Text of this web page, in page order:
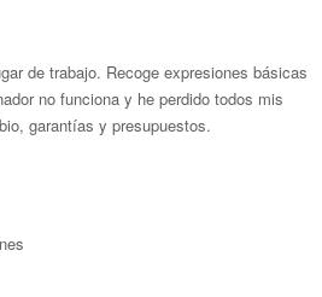
de trabajo. Recoge expresiones básicas
no funciona y he perdido todos mis
garantías y presupuestos.